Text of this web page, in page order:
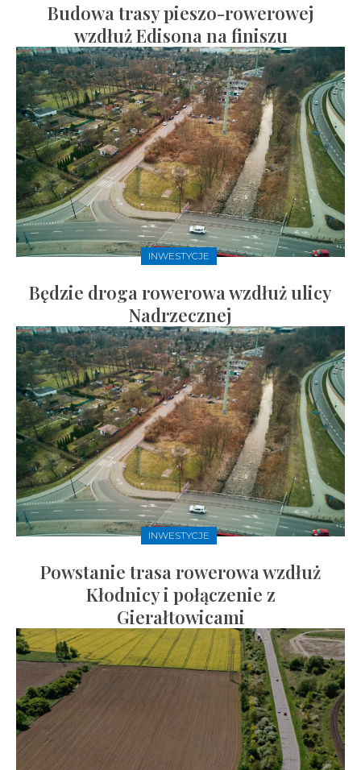
Budowa trasy pieszo-rowerowej
wzdłuż Edisona na finiszu
INWESTYCJE
Będzie droga rowerowa wzdłuż ulicy
Nadrzecznej
INWESTYCJE
Powstanie trasa rowerowa wzdłuż
Kłodnicy i połączenie z
Gierałtowicami